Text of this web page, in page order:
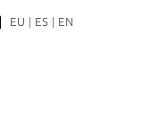
EU | ES | EN